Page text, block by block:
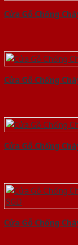
Cửa Gỗ Chống
Cửa Gỗ Chống
Cửa Gỗ Chống
Cửa Gỗ Chống